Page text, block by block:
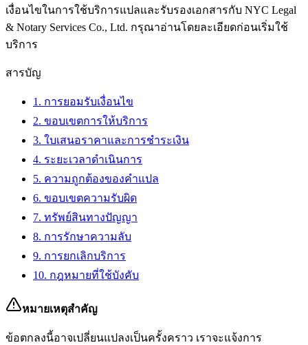
เงื่อนไขในการใช้บริการแปลและรับรองเอกสารกับ NYC Legal
& Notary Services Co., Ltd. กรุณาอ่านโดยละเอียดก่อนเริ่มใช้
บริการ
สารบัญ
1. การยอมรับเงื่อนไข
2. ขอบเขตการให้บริการ
3. ใบเสนอราคาและการชำระเงิน
4. ระยะเวลาดำเนินการ
5. ความถูกต้องของคำแปล
6. ขอบเขตความรับผิด
7. ทรัพย์สินทางปัญญา
8. การรักษาความลับ
9. การยกเลิกบริการ
10. กฎหมายที่ใช้บังคับ
หมายเหตุสำคัญ
ข้อตกลงนี้อาจเปลี่ยนแปลงเป็นครั้งคราว เราจะแจ้งการ